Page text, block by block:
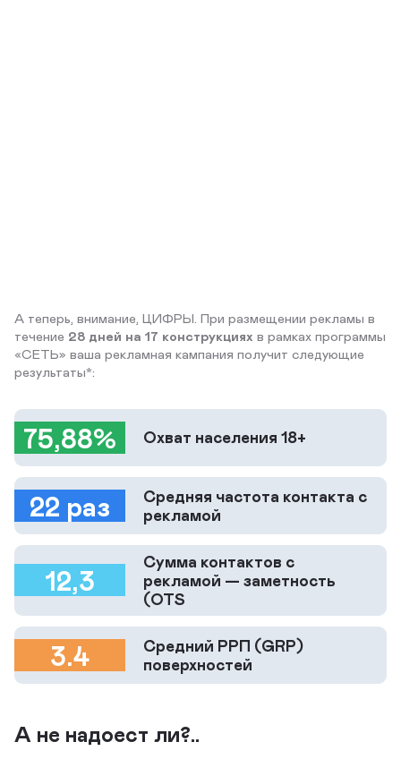
А теперь, внимание, ЦИФРЫ. При размещении рекламы в
течение 28 дней на 17 конструкциях в рамках программы
«СЕТЬ» ваша рекламная кампания получит следующие
результаты*:
75,88% Охват населения 18+
22 раз
Средняя частота контакта с
рекламой
12,3
Сумма контактов с
рекламой — заметность
(OTS
3.4
Средний РРП (GRP)
поверхностей
А не надоест ли?..